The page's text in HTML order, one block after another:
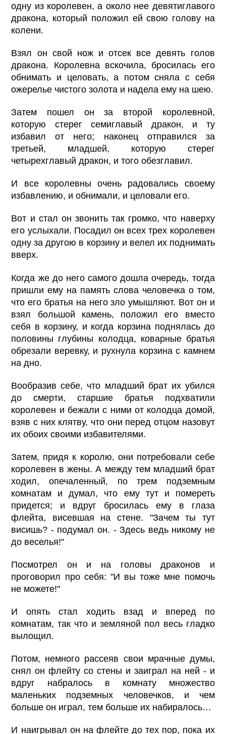
одну из королевен, а около нее девятиглавого
дракона, который положил ей свою голову на
колени.
Взял он свой нож и отсек все девять голов
дракона. Королевна вскочила, бросилась его
обнимать и целовать, а потом сняла с себя
ожерелье чистого золота и надела ему на шею.
Затем пошел он за второй королевной,
которую стерег семиглавый дракон, и ту
избавил от него; наконец отправился за
третьей, младшей, которую стерег
четырехглавый дракон, и того обезглавил.
И все королевны очень радовались своему
избавлению, и обнимали, и целовали его.
Вот и стал он звонить так громко, что наверху
его услыхали. Посадил он всех трех королевен
одну за другою в корзину и велел их поднимать
вверх.
Когда же до него самого дошла очередь, тогда
пришли ему на память слова человечка о том,
что его братья на него зло умышляют. Вот он и
взял большой камень, положил его вместо
себя в корзину, и когда корзина поднялась до
половины глубины колодца, коварные братья
обрезали веревку, и рухнула корзина с камнем
на дно.
Вообразив себе, что младший брат их убился
до смерти, старшие братья подхватили
королевен и бежали с ними от колодца домой,
взяв с них клятву, что они перед отцом назовут
их обоих своими избавителями.
Затем, придя к королю, они потребовали себе
королевен в жены. А между тем младший брат
ходил, опечаленный, по трем подземным
комнатам и думал, что ему тут и помереть
придется; и вдруг бросилась ему в глаза
флейта, висевшая на стене. "Зачем ты тут
висишь? - подумал он. - Здесь ведь никому не
до веселья!"
Посмотрел он и на головы драконов и
проговорил про себя: "И вы тоже мне помочь
не можете!"
И опять стал ходить взад и вперед по
комнатам, так что и земляной пол весь гладко
вылощил.
Потом, немного рассеяв свои мрачные думы,
снял он флейту со стены и заиграл на ней - и
вдруг набралось в комнату множество
маленьких подземных человечков, и чем
больше он играл, тем больше их набиралось…
И наигрывал он на флейте до тех пор, пока их